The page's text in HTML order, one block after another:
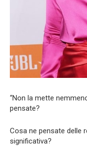
“Non la mette
pensate?
Cosa ne pensate delle
significativa?